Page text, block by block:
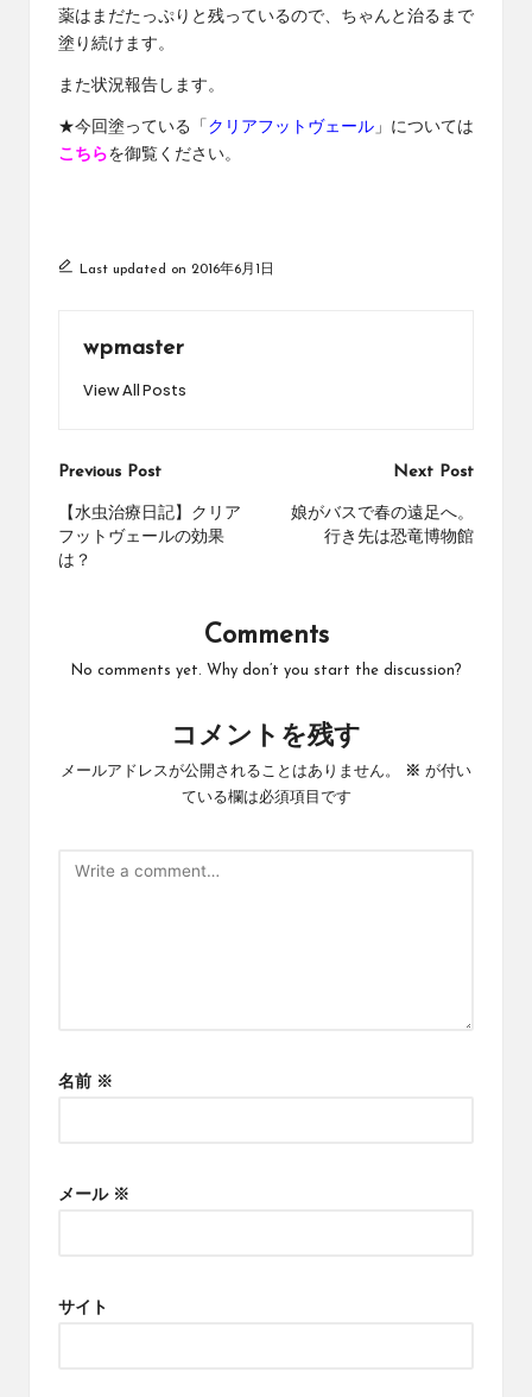
薬はまだたっぷりと残っているので、ちゃんと治るまで
塗り続けます。
また状況報告します。
★今回塗っている「 クリアフットヴェール 」については
こちらを御覧ください。
Last updated on 2016年6月1日
wpmaster
View All Posts
Post
navigation
Previous Post
【水虫治療日記】クリア
フットヴェールの効果
は？
Next Post
娘がバスで春の遠足へ。
行き先は恐竜博物館
Comments
No comments yet. Why don’t you start the discussion?
コメントを残す
メールアドレスが公開されることはありません。 ※ が付い
ている欄は必須項目です
名前 ※
メール ※
サイト